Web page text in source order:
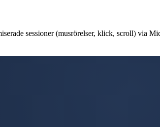
sessioner (musrörelser, klick, scroll) via